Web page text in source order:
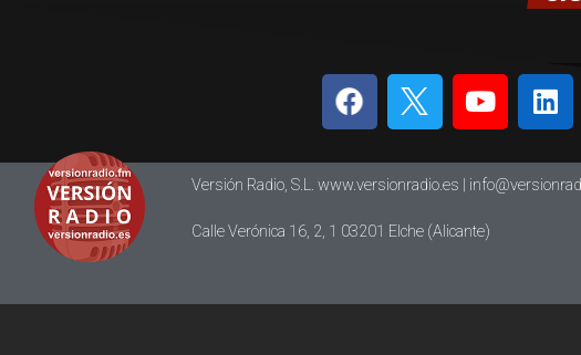
Versión Radio, S.L. www.versionradio.es |
Calle Verónica 16, 2, 1 03201 Elche (Alicante)